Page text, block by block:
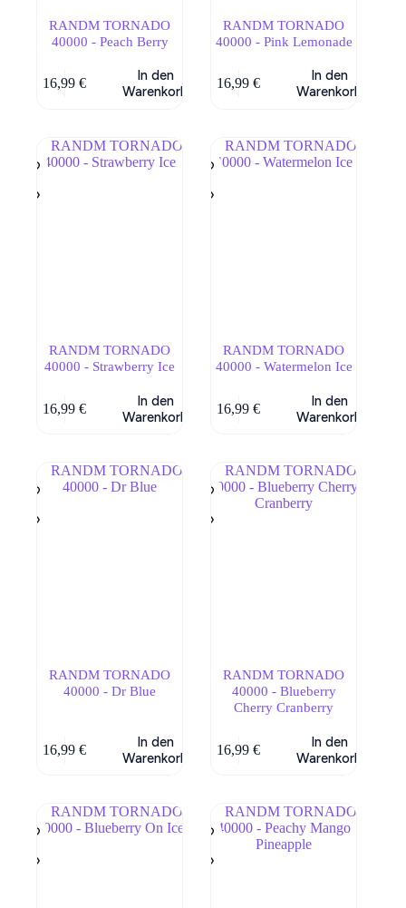
RANDM TORNADO
40000 - Peach Berry
16,99€
In den
Warenkorb
RANDM TORNADO
40000 - Pink Lemonade
16,99€
In den
Warenkorb
RANDM TORNADO
40000 - Strawberry Ice
16,99€
In den
Warenkorb
RANDM TORNADO
40000 - Watermelon Ice
16,99€
In den
Warenkorb
RANDM TORNADO
40000 - Dr Blue
16,99€
In den
Warenkorb
RANDM TORNADO
40000 - Blueberry
Cherry Cranberry
16,99€
In den
Warenkorb